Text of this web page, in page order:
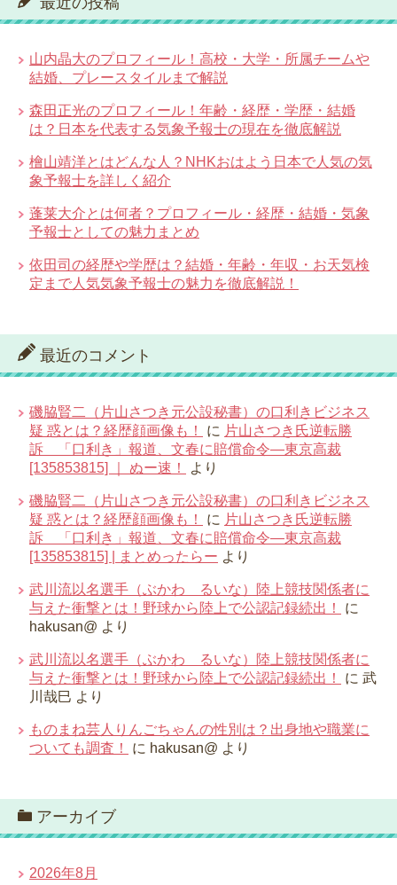
山内晶大のプロフィール！高校・大学・所属チームや
結婚、プレースタイルまで解説
森田正光のプロフィール！年齢・経歴・学歴・結婚
は？日本を代表する気象予報士の現在を徹底解説
檜山靖洋とはどんな人？NHKおはよう日本で人気の気
象予報士を詳しく紹介
蓬莱大介とは何者？プロフィール・経歴・結婚・気象
予報士としての魅力まとめ
依田司の経歴や学歴は？結婚・年齢・年収・お天気検
定まで人気気象予報士の魅力を徹底解説！
最近のコメント
磯脇賢二（片山さつき元公設秘書）の口利きビジネス
疑 惑とは？経歴顔画像も！
に 片山さつき氏逆転勝
訴 「口利き」報道、文春に賠償命令―東京高裁
[135853815] ｜ ぬー速！
より
磯脇賢二（片山さつき元公設秘書）の口利きビジネス
疑 惑とは？経歴顔画像も！
に 片山さつき氏逆転勝
訴 「口利き」報道、文春に賠償命令―東京高裁
[135853815] | まとめったらー より
武川流以名選手（ぶかわ るいな）陸上競技関係者に
与えた衝撃とは！野球から陸上で公認記録続出！
に
hakusan@ より
武川流以名選手（ぶかわ るいな）陸上競技関係者に
与えた衝撃とは！野球から陸上で公認記録続出！
に 武
川哉巳 より
ものまね芸人りんごちゃんの性別は？出身地や職業に
ついても調査！
に hakusan@ より
アーカイブ
2026年8月